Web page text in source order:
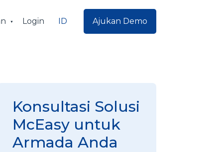
Login ID Ajukan Demo
Konsultasi Solusi
McEasy untuk
Armada Anda